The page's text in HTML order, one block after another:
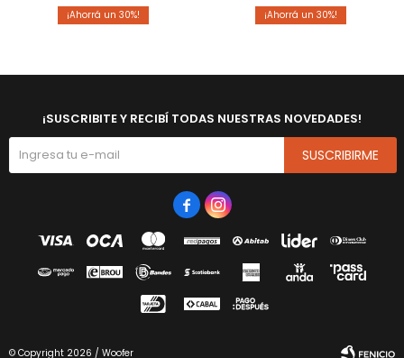
30 30
¡SUSCRIBITE Y RECIBÍ TODAS NUESTRAS NOVEDADES!
SUSCRIBIRME
 
© Copyright 2026 / Woofer